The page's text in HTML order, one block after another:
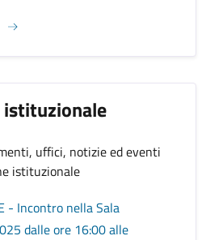
istituzionale
uffici, notizie ed eventi
istituzionale
- Incontro nella Sala
dalle ore 16:00 alle